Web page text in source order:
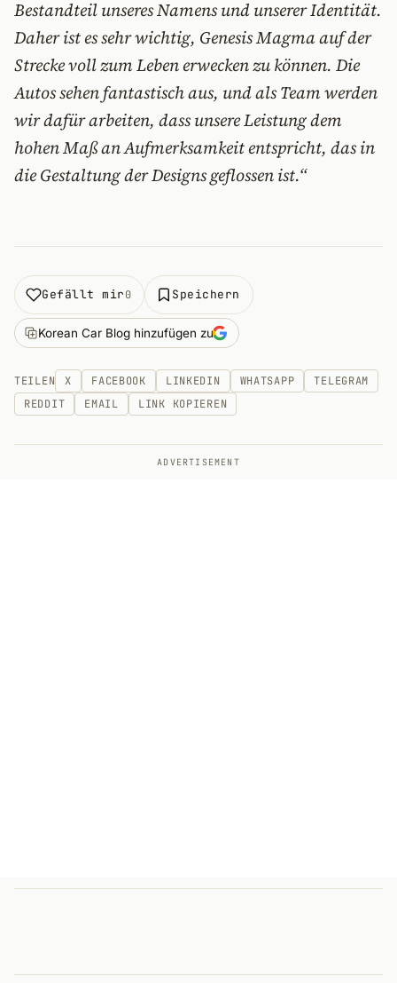
Bestandteil unseres Namens und unserer Identität.
Daher ist es sehr wichtig, Genesis Magma auf der
Strecke voll zum Leben erwecken zu können. Die
Autos sehen fantastisch aus, und als Team werden
wir dafür arbeiten, dass unsere Leistung dem
hohen Maß an Aufmerksamkeit entspricht, das in
die Gestaltung der Designs geflossen ist.“
Gefällt mir0 Speichern
Korean Car Blog hinzufügen zu
TEILEN X FACEBOOK LINKEDIN WHATSAPP
TELEGRAM
REDDIT
EMAIL LINK KOPIEREN
ADVERTISEMENT